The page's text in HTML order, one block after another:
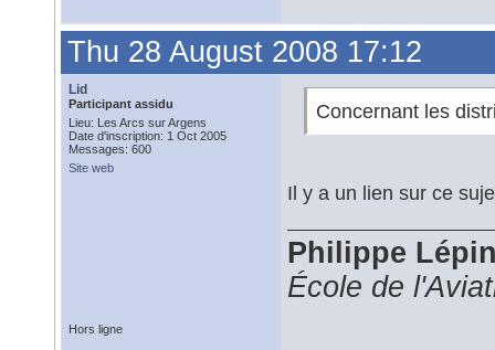
Thu 28 August 2008 17:12
Lid
Participant assidu
Lieu: Les Arcs sur Argens
Date d'inscription: 1 Oct 2005
Messages: 600
Site web
Concernant les
Il y a un lien sur ce
Philippe
École de
Hors ligne